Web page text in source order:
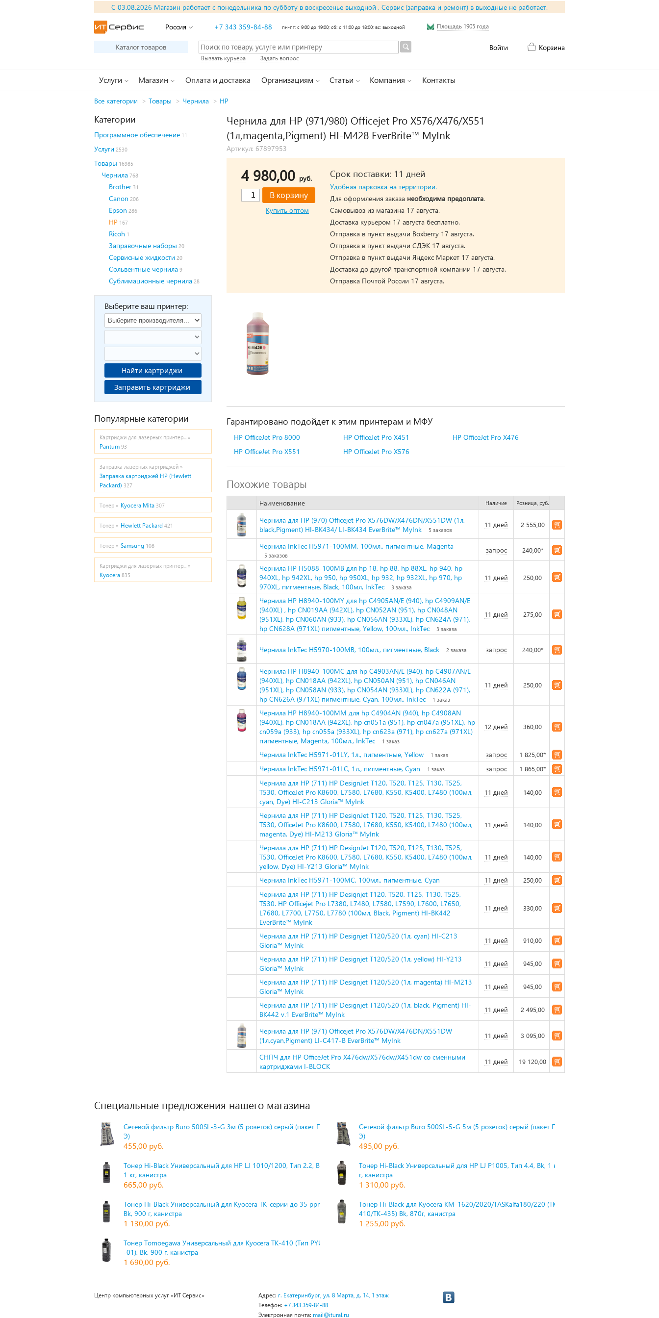
С 03.08.2026 Магазин работает с понедельника по субботу в воскресенье выходной , Сервис (заправка и ремонт) в выходные не работает.
Россия +7 343 359-84-88 пн-пт: с 9:00 до 19:00; сб: с 11:00 до 18:00; вс: выходной Площадь 1905 года
Каталог товаров Войти Корзина
Вызвать курьера Задать вопрос
Услуги Магазин Оплата и доставка Организациям Статьи Компания Контакты
Все категории > Товары > Чернила > HP
Категории
Программное обеспечение 11
Услуги 2530
Товары 16985
Чернила 768
Brother 31
Canon 206
Epson 286
HP 167
Ricoh 1
Заправочные наборы 20
Сервисные жидкости 20
Сольвентные чернила 9
Сублимационные чернила 28
Выберите ваш принтер:
Найти картриджи
Заправить картриджи
Популярные категории
Картриджи для лазерных принтер... »
Pantum 93
Заправка лазерных картриджей »
Заправка картриджей HP (Hewlett
Packard) 327
Тонер » Kyocera Mita 307
Тонер » Hewlett Packard 421
Тонер » Samsung 108
Картриджи для лазерных принтер... »
Kyocera 835
Чернила для HP (971/980) Officejet Pro X576/X476/X551
(1л,magenta,Pigment) HI-M428 EverBrite™ MyInk
Артикул: 67897953
4 980,00 руб.
Купить оптом
Срок поставки: 11 дней
Удобная парковка на территории.
Для оформления заказа необходима предоплата.
Самовывоз из магазина 17 августа.
Доставка курьером 17 августа бесплатно.
Отправка в пункт выдачи Boxberry 17 августа.
Отправка в пункт выдачи СДЭК 17 августа.
Отправка в пункт выдачи Яндекс Маркет 17 августа.
Доставка до другой транспортной компании 17 августа.
Отправка Почтой России 17 августа.
Гарантировано подойдет к этим принтерам и МФУ
HP OfficeJet Pro 8000 HP OfficeJet Pro X451
HP OfficeJet Pro X476
HP OfficeJet Pro X551
HP OfficeJet Pro X576
Похожие товары
Наименование Наличие Розница, руб.
Чернила для HP (970) Officejet Pro X576DW/X476DN/X551DW (1л,
black,Pigment) HI-BK434/ LI-BK434 EverBrite™ MyInk
5 заказов
11 дней 2 555,00
Чернила InkTec H5971-100MM, 100мл., пигментные, Magenta
5 заказов
запрос 240,00*
Чернила HP H5088-100MB для hp 18, hp 88, hp 88XL, hp 940, hp
940XL, hp 942XL, hp 950, hp 950XL, hp 932, hp 932XL, hp 970, hp
970XL, пигментные, Black, 100мл, InkTec
3 заказа
11 дней 250,00
Чернила HP H8940-100MY для hp C4905AN/E (940), hp C4909AN/E
(940XL) , hp CN019AA (942XL), hp CN052AN (951), hp CN048AN
(951XL), hp CN060AN (933), hp CN056AN (933XL), hp CN624A (971),
hp CN628A (971XL) пигментные, Yellow, 100мл., InkTec
3 заказа
11 дней 275,00
Чернила InkTec H5970-100MB, 100мл., пигментные, Black 2 заказа запрос 240,00*
Чернила HP H8940-100MC для hp C4903AN/E (940), hp C4907AN/E
(940XL), hp CN018AA (942XL), hp CN050AN (951), hp CN046AN
(951XL), hp CN058AN (933), hp CN054AN (933XL), hp CN622A (971),
hp CN626A (971XL) пигментные, Cyan, 100мл., InkTec
1 заказ
11 дней 250,00
Чернила HP H8940-100MM для hp C4904AN (940), hp C4908AN
(940XL), hp CN018AA (942XL), hp cn051a (951), hp cn047a (951XL), hp
cn059a (933), hp cn055a (933XL), hp cn623a (971), hp cn627a (971XL)
пигментные, Magenta, 100мл., InkTec
1 заказ
12 дней 360,00
Чернила InkTec H5971-01LY, 1л., пигментные, Yellow 1 заказ запрос 1 825,00*
Чернила InkTec H5971-01LC, 1л., пигментные, Cyan 1 заказ запрос 1 865,00*
Чернила для HP (711) HP DesignJet T120, T520, T125, T130, T525,
T530, OfficeJet Pro K8600, L7580, L7680, K550, K5400, L7480 (100мл,
cyan, Dye) HI-C213 Gloria™ MyInk
11 дней 140,00
Чернила для HP (711) HP DesignJet T120, T520, T125, T130, T525,
T530, OfficeJet Pro K8600, L7580, L7680, K550, K5400, L7480 (100мл,
magenta, Dye) HI-M213 Gloria™ MyInk
11 дней 140,00
Чернила для HP (711) HP DesignJet T120, T520, T125, T130, T525,
T530, OfficeJet Pro K8600, L7580, L7680, K550, K5400, L7480 (100мл,
yellow, Dye) HI-Y213 Gloria™ MyInk
11 дней 140,00
Чернила InkTec H5971-100MC, 100мл., пигментные, Cyan 11 дней 250,00
Чернила для HP (711) HP Designjet T120, T520, T125, T130, T525,
T530. HP Officejet Pro L7380, L7480, L7580, L7590, L7600, L7650,
L7680, L7700, L7750, L7780 (100мл, Black, Pigment) HI-BK442
EverBrite™ MyInk
11 дней 330,00
Чернила для HP (711) HP Designjet T120/520 (1л, cyan) HI-C213
Gloria™ MyInk
11 дней 910,00
Чернила для HP (711) HP Designjet T120/520 (1л, yellow) HI-Y213
Gloria™ MyInk
11 дней 945,00
Чернила для HP (711) HP Designjet T120/520 (1л, magenta) HI-M213
Gloria™ MyInk
11 дней 945,00
Чернила для HP (711) HP Designjet T120/520 (1л, black, Pigment) HI-
BK442 v.1 EverBrite™ MyInk
11 дней 2 495,00
Чернила для HP (971) Officejet Pro X576DW/X476DN/X551DW
(1л,cyan,Pigment) LI-C417-B EverBrite™ MyInk
11 дней 3 095,00
СНПЧ для HP OfficeJet Pro X476dw/X576dw/X451dw со сменными
картриджами I-BLOCK
11 дней 19 120,00
Специальные предложения нашего магазина
Сетевой фильтр Buro 500SL-3-G 3м (5 розеток) серый (пакет П
Э)
455,00 руб.
Сетевой фильтр Buro 500SL-5-G 5м (5 розеток) серый (пакет П
Э)
495,00 руб.
Тонер Hi-Black Универсальный для HP LJ 1010/1200, Тип 2.2, Bk,
1 кг, канистра
665,00 руб.
Тонер Hi-Black Универсальный для HP LJ P1005, Тип 4.4, Bk, 1 к
г, канистра
1 310,00 руб.
Тонер Hi-Black Универсальный для Kyocera TK-серии до 35 ppm,
Bk, 900 г, канистра
1 130,00 руб.
Тонер Hi-Black для Kyocera KM-1620/2020/TASKalfa180/220 (TK-
410/TK-435) Bk, 870г, канистра
1 255,00 руб.
Тонер Tomoegawa Универсальный для Kyocera TK-410 (Тип PYU
-01), Bk, 900 г, канистра
1 690,00 руб.
Центр компьютерных услуг «ИТ Сервис» Адрес: г. Екатеринбург, ул. 8 Марта, д. 14, 1 этаж
Телефон: +7 343 359-84-88
Электронная почта: mail@itural.ru